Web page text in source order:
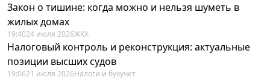
Закон о тишине: когда можно и нельзя шуметь в
жилых домах
19:4024 июля 2026ЖКХ
Налоговый контроль и реконструкция: актуальные
позиции высших судов
19:0621 июля 2026Налоги и бухучет